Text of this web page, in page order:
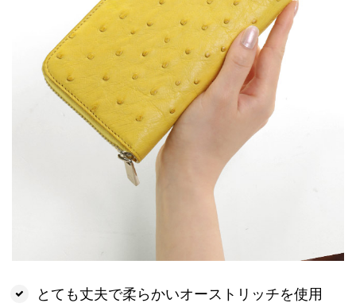
とても丈夫で柔らかいオーストリッチを使用